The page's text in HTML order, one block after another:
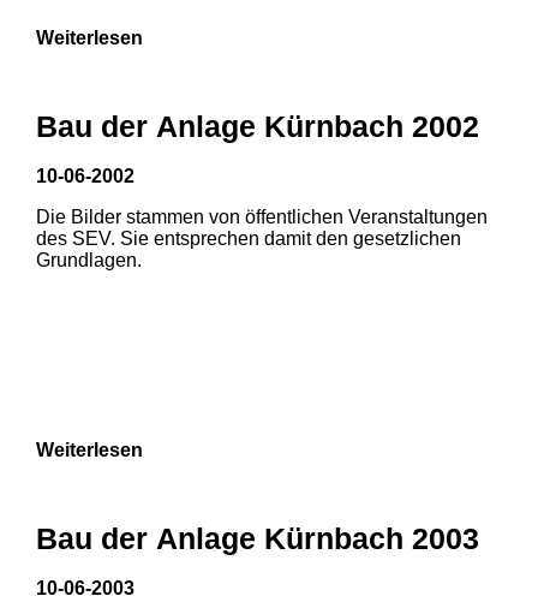
3
Weiterlesen
Bau der Anlage Kürnbach 2002
10-06-2002
Die Bilder stammen von öffentlichen Veranstaltungen
des SEV. Sie entsprechen damit den gesetzlichen
Grundlagen.
Weiterlesen
Bau der Anlage Kürnbach 2003
10-06-2003